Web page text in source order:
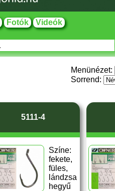
Fotók Videók
Menünézet:
Sorrend:
5111-4
Színe:
fekete,
füles,
lándzsa
hegyű